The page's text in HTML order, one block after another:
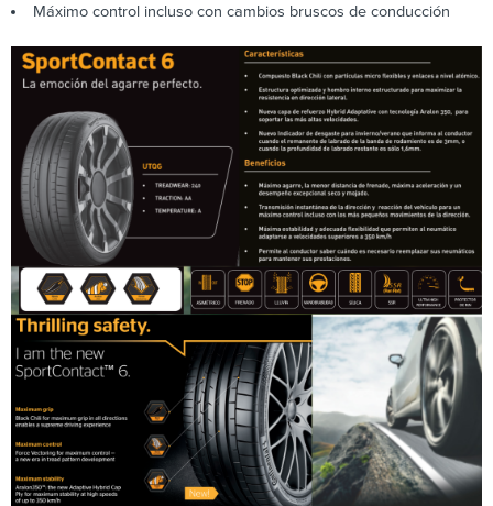
Máximo control incluso con cambios bruscos de conducción